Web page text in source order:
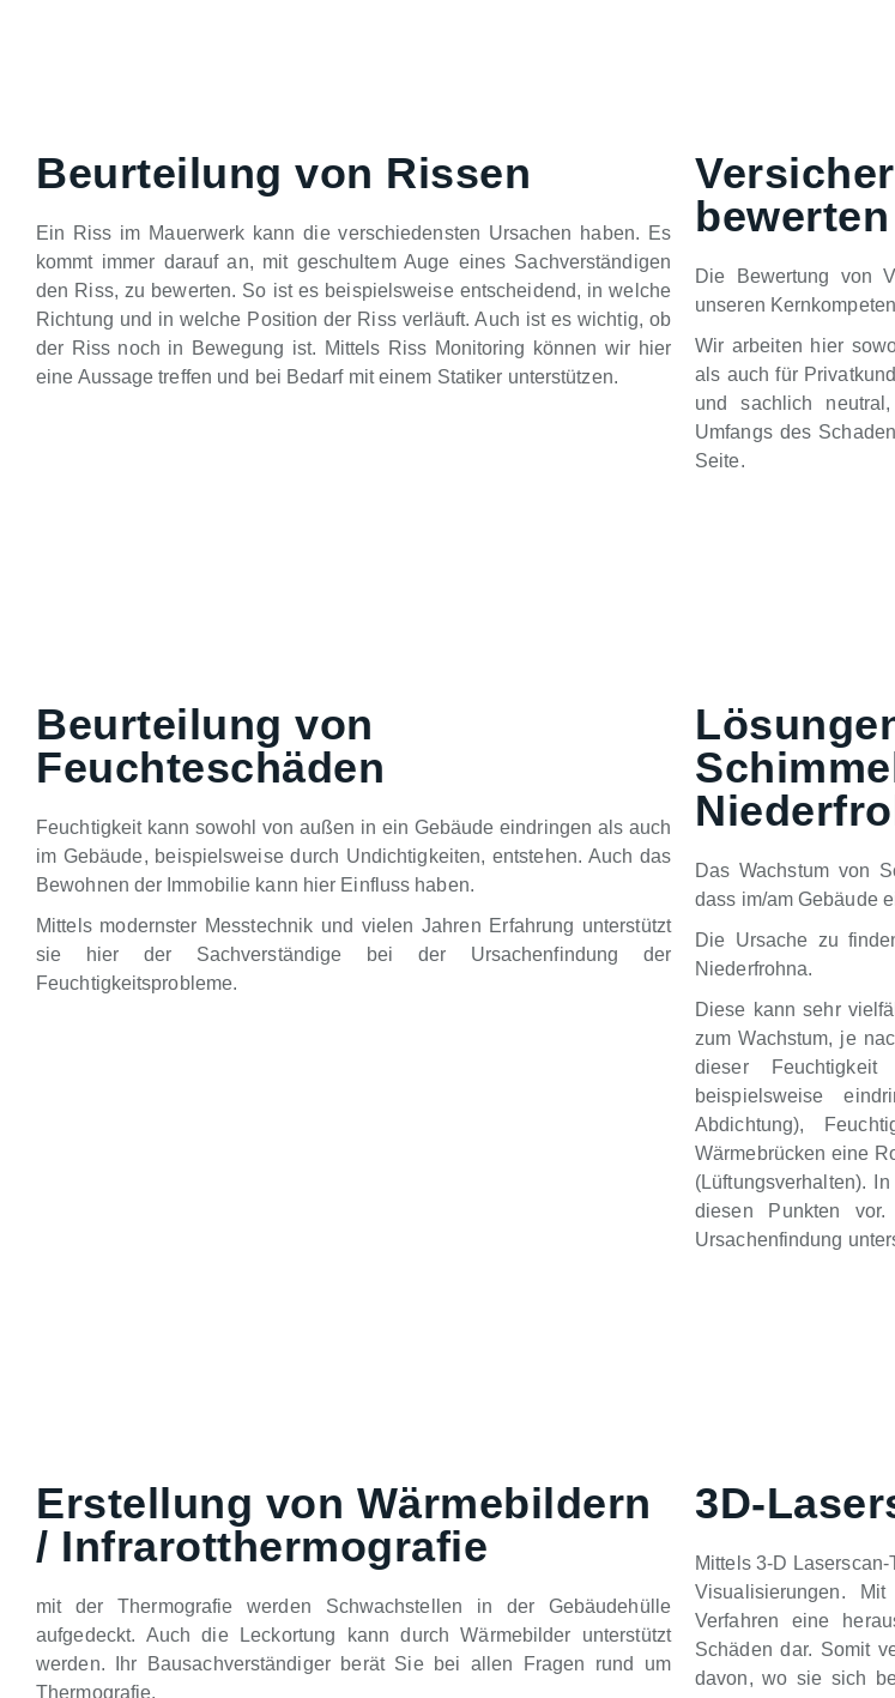
Beurteilung von Rissen
Ein Riss im Mauerwerk kann die verschiedensten Ursachen haben. Es
kommt immer darauf an, mit geschultem Auge eines Sachverständigen
den Riss, zu bewerten. So ist es beispielsweise entscheidend, in welche
Richtung und in welche Position der Riss verläuft. Auch ist es wichtig, ob
der Riss noch in Bewegung ist. Mittels Riss Monitoring können wir hier
eine Aussage treffen und bei Bedarf mit einem Statiker unterstützen.
bewerten
Die Bewertung von
unseren
Wir arbeiten hier
als auch für
und sachlich
Umfangs des
Seite.
Beurteilung von
Feuchteschäden
Feuchtigkeit kann sowohl von außen in ein Gebäude eindringen als auch
im Gebäude, beispielsweise durch Undichtigkeiten, entstehen. Auch das
Bewohnen der Immobilie kann hier Einfluss haben.
Mittels modernster Messtechnik und vielen Jahren Erfahrung unterstützt
sie hier der Sachverständige bei der Ursachenfindung der
Feuchtigkeitsprobleme.
Das Wachstum von
dass im/am Gebäude
Die Ursache zu
Niederfrohna.
Diese kann sehr
zum Wachstum, je
dieser
beispielsweise
Abdichtung),
Wärmebrücken eine
(Lüftungsverhalten).
diesen Punkten
Ursachenfindung
Erstellung von Wärmebildern
/ Infrarotthermografie
mit der Thermografie werden Schwachstellen in der Gebäudehülle
aufgedeckt. Auch die Leckortung kann durch Wärmebilder unterstützt
werden. Ihr Bausachverständiger berät Sie bei allen Fragen rund um
Thermografie.
3D-
Mittels 3-D
Visualisierungen.
Verfahren eine
Schäden dar. Somit
davon, wo sie sich